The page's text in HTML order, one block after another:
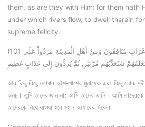
them, as are they with Him: for them hath
under which rivers flow, to dwell therein
supreme felicity.
(101 وَمِمَّنْ حَوْلَكُم مِّنَ الأَعْرَابِ مُنَافِقُونَ وَمِنْ أَهْلِ الْمَدِينَةِ مَرَدُواْ عَلَى
نَعْلَمُهُمْ سَنُعَذِّبُهُم مَّرَّتَيْنِ ثُمَّ يُرَدُّونَ إِلَى عَذَابٍ عَظِيمٍ
আর কিছু কিছু তোমার আশ-পাশের মুনাফেক এবং কিছু লোক
অনঢ়। তুমি তাদের জান না; আমি তাদের জানি। আমি
তাদেরকে নিয়ে যাওয়া হবে মহান আযাবের দিকে।